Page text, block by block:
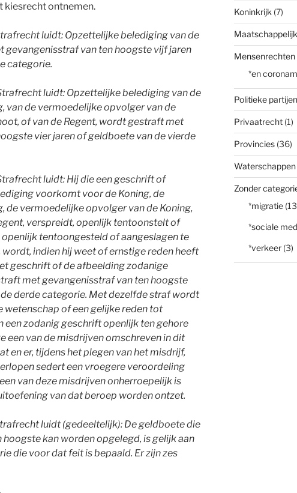
kiesrecht ontnemen.
luidt: Opzettelijke belediging van de
gevangenisstraf van ten hoogste vijf jaren
categorie.
luidt: Opzettelijke belediging van de
van de vermoedelijke opvolger van de
of van de Regent, wordt gestraft met
vier jaren of geldboete van de vierde
luidt: Hij die een geschrift of
voorkomt voor de Koning, de
de vermoedelijke opvolger van de Koning,
verspreidt, openlijk tentoonstelt of
tentoongesteld of aangeslagen te
indien hij weet of ernstige reden heeft
geschrift of de afbeelding zodanige
met gevangenisstraf van ten hoogste
derde categorie. Met dezelfde straf wordt
wetenschap of een gelijke reden tot
een zodanig geschrift openlijk ten gehore
een van de misdrijven omschreven in dit
en er, tijdens het plegen van het misdrijf,
sedert een vroegere veroordeling
van deze misdrijven onherroepelijk is
van dat beroep worden ontzet.
luidt (gedeeltelijk): De geldboete die
kan worden opgelegd, is gelijk aan
die voor dat feit is bepaald. Er zijn zes
Koninkrijk (7)
Mensenrechten
*en
Politieke partijen
Privaatrecht(1)
Provincies(36)
Waterschappen
Zonder
*migratie
*sociale
*verkeer(3)